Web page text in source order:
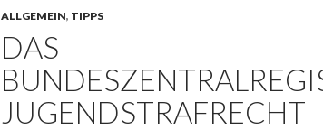
ALLGEMEIN, TIPPS
DAS
JUGENDSTRAFRECHT